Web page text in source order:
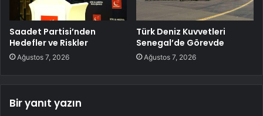
Saadet Partisi’nden
Hedefler ve Riskler
Ağustos 7, 2026
Türk Deniz Kuvvetleri
Senegal’de Görevde
Ağustos 7, 2026
Bir yanıt yazın